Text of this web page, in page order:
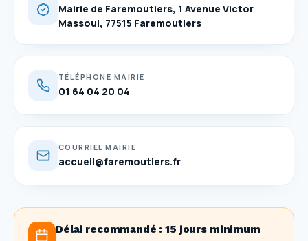
Mairie de Faremoutiers, 1 Avenue Victor
Massoul, 77515 Faremoutiers
TÉLÉPHONE MAIRIE
01 64 04 20 04
COURRIEL MAIRIE
accueil@faremoutiers.fr
Délai recommandé :15 jours minimum